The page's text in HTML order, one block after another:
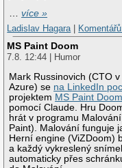
…více »
Ladislav Hagara
MS Paint Doom
7.8. 12:44 | Humor
Mark Russinovich (CTO
Azure) se na LinkedIn
projektem MS Paint Doom
pomocí Claude. Hru
hrát v programu
Paint). Malování funguje
Herní engine (ViZDoom)
a každý vykreslený
automaticky přes